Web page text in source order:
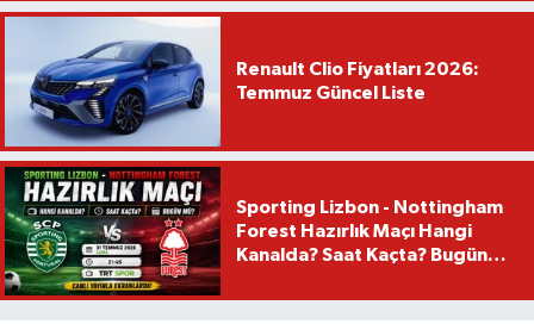
Renault Clio Fiyatları 2026:
Temmuz Güncel Liste
Sporting Lizbon - Nottingham
Forest Hazırlık Maçı Hangi
Kanalda? Saat Kaçta? Bugün